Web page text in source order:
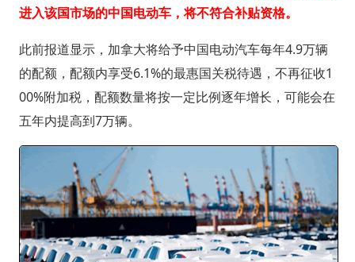
进入该国市场的中国电动车，将不符合补贴资格。
此前报道显示，加拿大将给予中国电动汽车每年4.9万辆
的配额，配额内享受6.1%的最惠国关税待遇，不再征收1
00%附加税，配额数量将按一定比例逐年增长，可能会在
五年内提高到7万辆。